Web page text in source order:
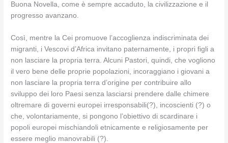
Buona Novella, come è sempre accaduto, la civilizzazione e il
progresso avanzano.
Così, mentre la Cei promuove l’accoglienza indiscriminata dei
migranti, i Vescovi d’Africa invitano paternamente, i propri figli a
non lasciare la propria terra. Alcuni Pastori, quindi, che vogliono
il vero bene delle proprie popolazioni, incoraggiano i giovani a
non lasciare la propria terra d’origine per contribuire allo
sviluppo dei loro Paesi senza lasciarsi prendere dalle chimere
oltremare di governi europei irresponsabili(?), incoscienti (?) o
che, volontariamente, si pongono l’obiettivo di scardinare i
popoli europei mischiandoli etnicamente e religiosamente per
essere meglio manovrabili (?).